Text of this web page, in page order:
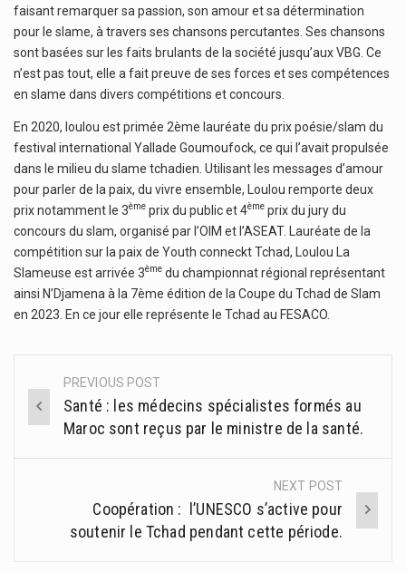
faisant remarquer sa passion, son amour et sa détermination
pour le slame, à travers ses chansons percutantes. Ses chansons
sont basées sur les faits brulants de la société jusqu’aux VBG. Ce
n’est pas tout, elle a fait preuve de ses forces et ses compétences
en slame dans divers compétitions et concours.
En 2020, loulou est primée 2ème lauréate du prix poésie/slam du
festival international Yallade Goumoufock, ce qui l’avait propulsée
dans le milieu du slame tchadien. Utilisant les messages d’amour
pour parler de la paix, du vivre ensemble, Loulou remporte deux
prix notamment le 3ème prix du public et 4ème prix du jury du
concours du slam, organisé par l’OIM et l’ASEAT. Lauréate de la
compétition sur la paix de Youth conneckt Tchad, Loulou La
Slameuse est arrivée 3ème du championnat régional représentant
ainsi N’Djamena à la 7ème édition de la Coupe du Tchad de Slam
en 2023. En ce jour elle représente le Tchad au FESACO.
Post
navigation
PREVIOUS POST
Santé : les médecins spécialistes formés au
Maroc sont reçus par le ministre de la santé.
NEXT POST
Coopération : l’UNESCO s’active pour
soutenir le Tchad pendant cette période.